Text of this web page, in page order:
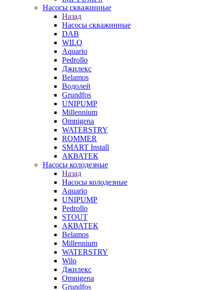
Насосы скважинные
Назад
Насосы скважинные
DAB
WILO
Aquario
Pedrollo
Джилекс
Belamos
Водолей
Grundfos
UNIPUMP
Millennium
Omnigena
WATERSTRY
ROMMER
SMART Install
АКВАТЕК
Насосы колодезные
Назад
Насосы колодезные
Aquario
UNIPUMP
Pedrollo
STOUT
АКВАТЕК
Belamos
Millennium
WATERSTRY
Wilo
Джилекс
Omnigena
Grundfos